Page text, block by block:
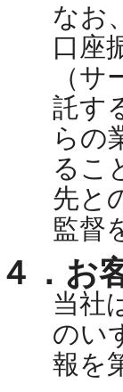
なお
口座
（
託す
らの
るこ
先と
監督
．お
当社
のい
報を